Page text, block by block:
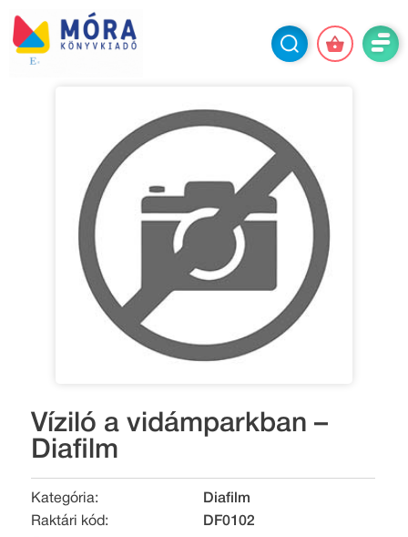
Víziló a vidámparkban –
Diafilm
Kategória:
Diafilm
Raktári kód:
DF0102